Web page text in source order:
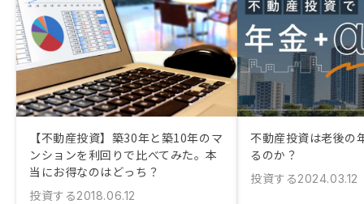
【不動産投資】築30年と築10年のマ
ンションを利回りで比べてみた。本
当にお得なのはどっち？
投資する2018.06.12
不動産投資は老後の
るのか？
投資する2024.03.12